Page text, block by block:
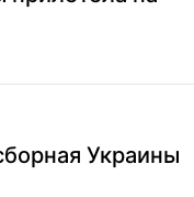
Украины